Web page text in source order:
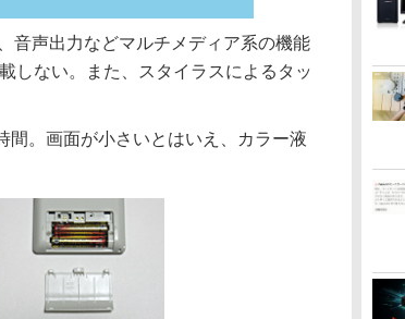
音声出力などマルチメディア系の機能
しない。また、スタイラスによるタッ
。画面が小さいとはいえ、カラー液